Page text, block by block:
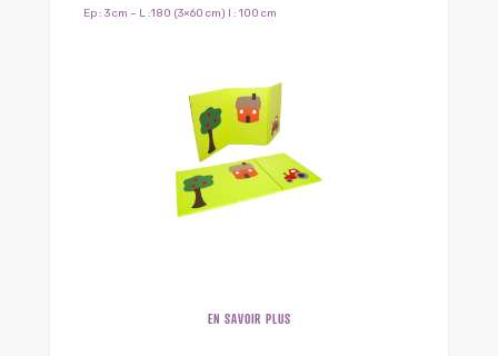
Ep : 3 cm – L :180 (3×60 cm) l : 100 cm
EN SAVOIR PLUS